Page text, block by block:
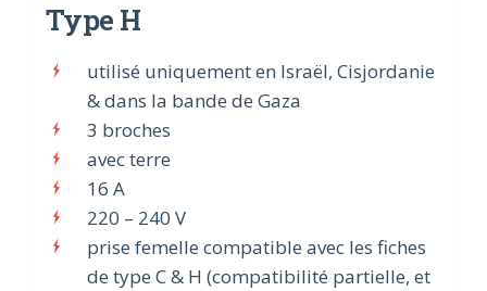
Type H
utilisé uniquement en Israël, Cisjordanie
& dans la bande de Gaza
3 broches
avec terre
16 A
220 – 240 V
prise femelle compatible avec les fiches
de type C & H (compatibilité partielle, et